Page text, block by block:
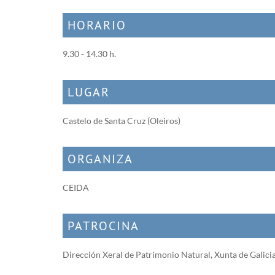
HORARIO
9.30 - 14.30 h.
LUGAR
Castelo de Santa Cruz (Oleiros)
ORGANIZA
CEIDA
PATROCINA
Dirección Xeral de Patrimonio Natural, Xunta de